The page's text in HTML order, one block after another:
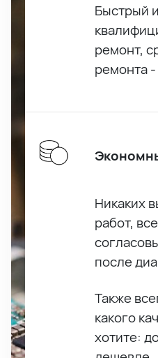
Быстрый и
ремонт,
ремонта
Никаких
работ,
после
Также
какого
хотите: